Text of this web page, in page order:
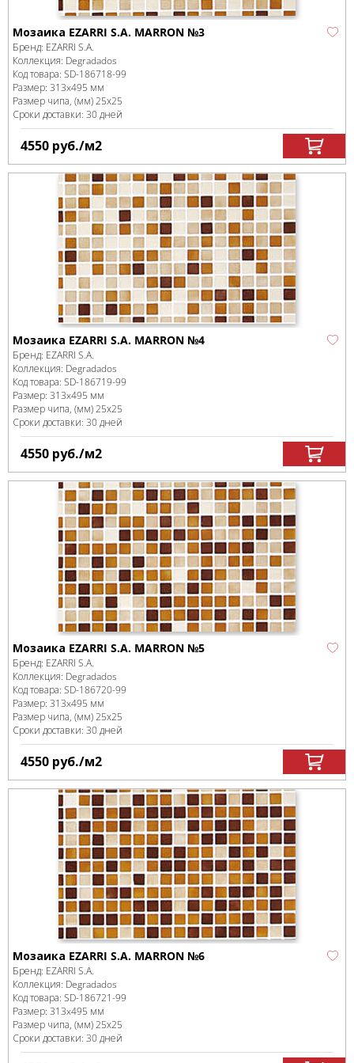
Мозаика EZARRI S.A. MARRON №3
Бренд: EZARRI S.A.
Коллекция: Degradados
Код товара: SD-186718-99
Размер: 313x495 мм
Размер чипа, (мм)25х25
Сроки доставки: 30 дней
4550 руб./м2
Мозаика EZARRI S.A. MARRON №4
Бренд: EZARRI S.A.
Коллекция: Degradados
Код товара: SD-186719-99
Размер: 313x495 мм
Размер чипа, (мм)25х25
Сроки доставки: 30 дней
4550 руб./м2
Мозаика EZARRI S.A. MARRON №5
Бренд: EZARRI S.A.
Коллекция: Degradados
Код товара: SD-186720-99
Размер: 313x495 мм
Размер чипа, (мм)25х25
Сроки доставки: 30 дней
4550 руб./м2
Мозаика EZARRI S.A. MARRON №6
Бренд: EZARRI S.A.
Коллекция: Degradados
Код товара: SD-186721-99
Размер: 313x495 мм
Размер чипа, (мм)25х25
Сроки доставки: 30 дней